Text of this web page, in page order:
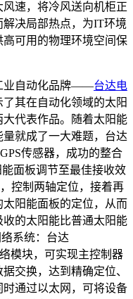
速，将冷风送向机柜正
决局部热点，为IT环境
可用的物理环境空间保
业自动化品牌——台达电
其在自动化领域的太阳
代表作品。随着太阳能
就成了一大难题，台达
传感器，成功的整合
面板调节至最佳接收效
控制两轴定位，接着再
阳能面板的定位，从而
的太阳能比普通太阳能
系统：台达
模块，可实现主控制器
交换，达到精确定位、
通过以太网，可将设备